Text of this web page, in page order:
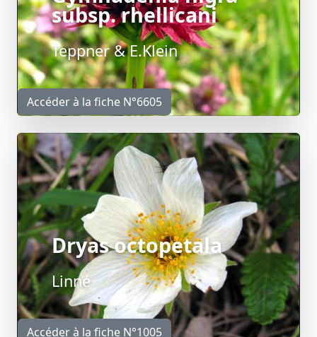
subsp. rhellicani
Teppner & E.Klein
Accéder à la fiche N°6605
Dryas octopetala
Linné
Accéder à la fiche N°1005